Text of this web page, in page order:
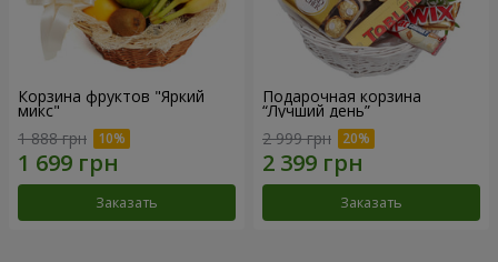
Корзина фруктов "Яркий
микс"
1 888 грн
Заказать
Подарочная корзина
“Лучший день”
2 999 грн
Заказать